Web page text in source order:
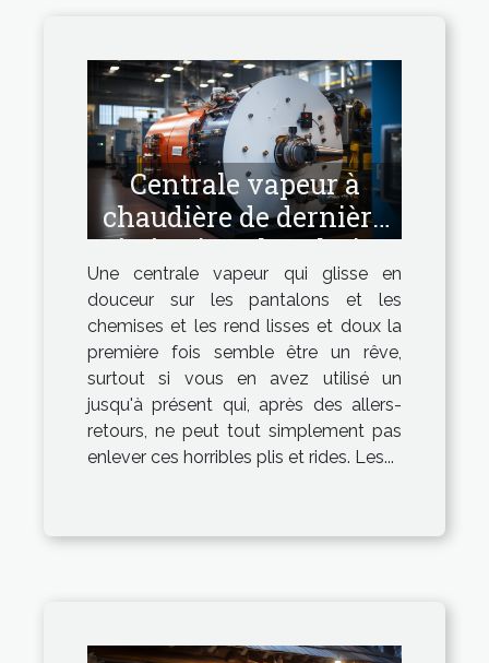
Centrale vapeur à
chaudière de dernière
génération : la solution
idéale !
Une centrale vapeur qui glisse en
douceur sur les pantalons et les
chemises et les rend lisses et doux la
première fois semble être un rêve,
surtout si vous en avez utilisé un
jusqu'à présent qui, après des allers-
retours, ne peut tout simplement pas
enlever ces horribles plis et rides. Les...